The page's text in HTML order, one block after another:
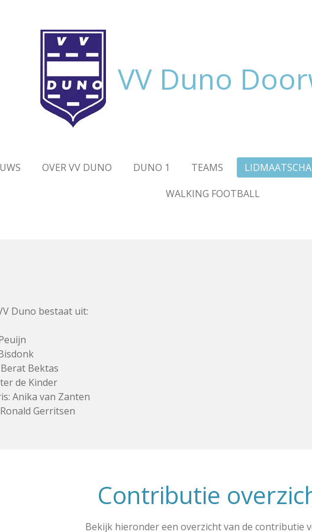
VV Duno
OVER VV DUNO DUNO 1 TEAMS
WALKING FOOTBALL
Duno bestaat uit:
Bektas
de Kinder
Anika van Zanten
Gerritsen
Contributie
Bekijk hieronder een overzicht van de contributie